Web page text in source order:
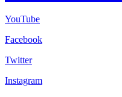
YouTube
Facebook
Twitter
Instagram